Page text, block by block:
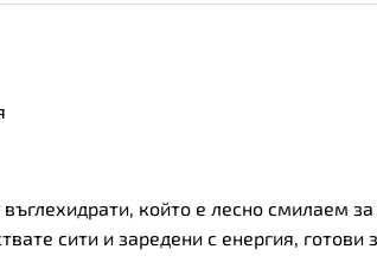
сироп,
който е лесно смилаем
сити и заредени с енергия, готови